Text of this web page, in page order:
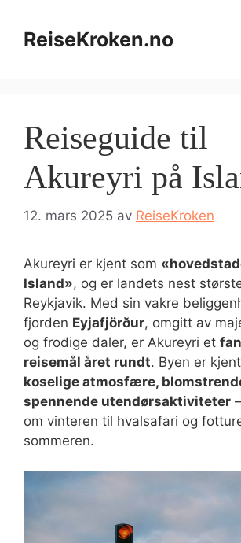
innholdReiseKroken.no
Reiseguide til
Akureyri på
12. mars 2025 av ReiseKroken
Akureyri er kjent som
Island», og er landets nest
Reykjavik. Med sin vakre
fjorden Eyjafjörður, omgitt av
og frodige daler, er Akureyri et
reisemål året rundt. Byen er
koselige atmosfære,
spennende utendørsaktiviteter
om vinteren til hvalsafari og
sommeren.